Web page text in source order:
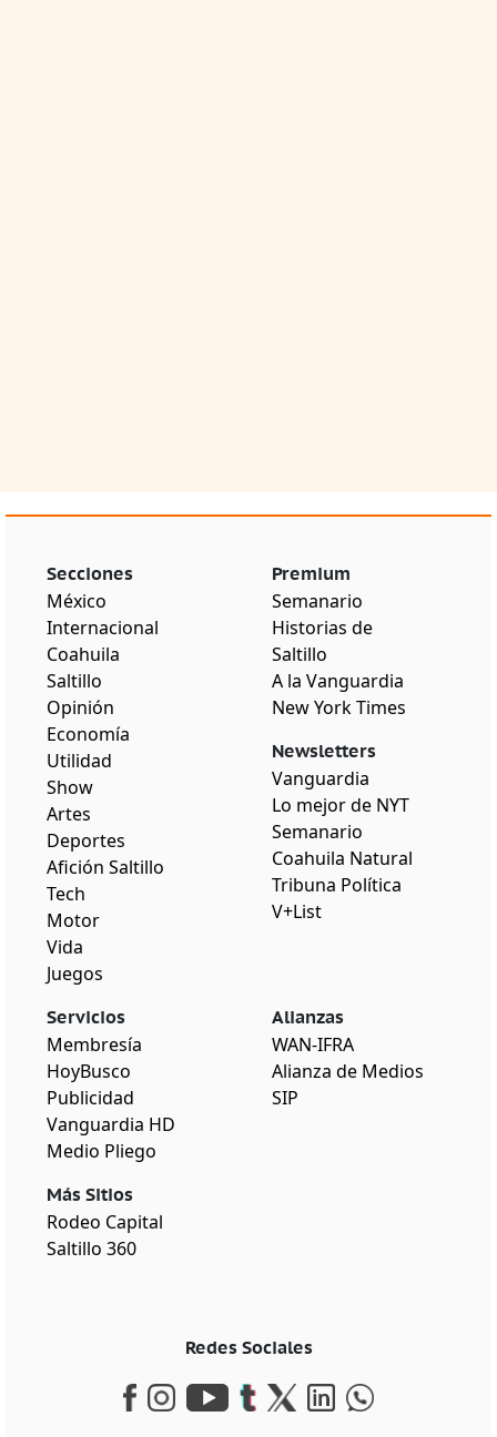
Secciones
México
Internacional
Coahuila
Saltillo
Opinión
Economía
Utilidad
Show
Artes
Deportes
Afición Saltillo
Tech
Motor
Vida
Juegos
Premium
Semanario
Historias de
Saltillo
A la Vanguardia
New York Times
Newsletters
Vanguardia
Lo mejor de NYT
Semanario
Coahuila Natural
Tribuna Política
V+List
Servicios
Membresía
HoyBusco
Publicidad
Vanguardia HD
Medio Pliego
Más Sitios
Rodeo Capital
Saltillo 360
Alianzas
WAN-IFRA
Alianza de Medios
SIP
Redes Sociales